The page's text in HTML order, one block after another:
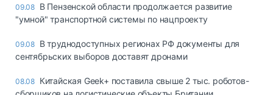
09.08 В Пензенской области продолжается развитие
"умной" транспортной системы по нацпроекту
09.08 В труднодоступных регионах РФ документы для
сентябрьских выборов доставят дронами
08.08 Китайская Geek+ поставила свыше 2 тыс. роботов-